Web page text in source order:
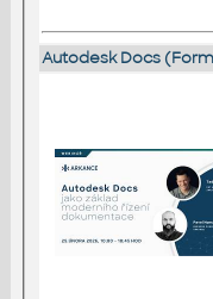
Autodesk Docs